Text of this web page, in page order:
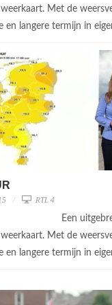
Met de
en langere termijn in
RTL 4
Een
Met de
en langere termijn in